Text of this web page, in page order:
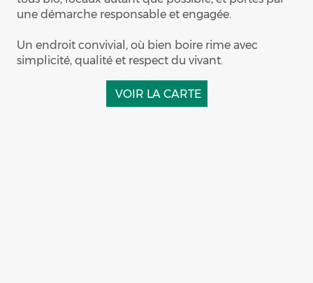
une démarche responsable et engagée.
Un endroit convivial, où bien boire rime avec
simplicité, qualité et respect du vivant.
VOIR LA CARTE